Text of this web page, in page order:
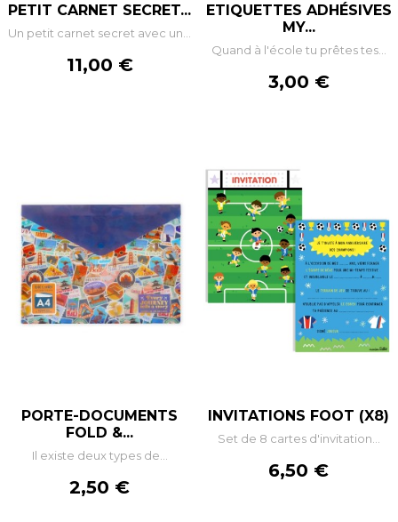
PETIT CARNET SECRET...
Un petit carnet secret avec un...
Prix
11,00 €
ETIQUETTES ADHÉSIVES
MY...
Quand à l'école tu prêtes tes...
Prix
3,00 €
PORTE-DOCUMENTS
FOLD &...
Il existe deux types de...
Prix
2,50 €
INVITATIONS FOOT (X8)
Set de 8 cartes d'invitation...
Prix
6,50 €